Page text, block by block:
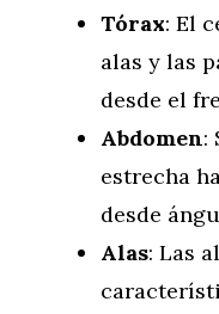
Tórax: El
alas y las
desde el
Abdomen:
estrecha
desde
Alas: Las